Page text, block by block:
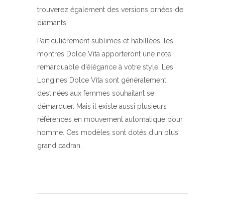
trouverez également des versions ornées de
diamants.
Particulièrement sublimes et habillées, les
montres Dolce Vita apporteront une note
remarquable d’élégance à votre style. Les
Longines Dolce Vita sont généralement
destinées aux femmes souhaitant se
démarquer. Mais il existe aussi plusieurs
références en mouvement automatique pour
homme. Ces modèles sont dotés d’un plus
grand cadran.